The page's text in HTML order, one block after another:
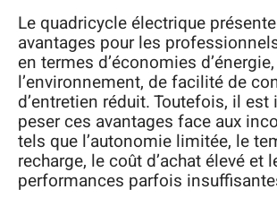
Le quadricycle électrique
avantages pour les
en termes d’économies
l’environnement, de facilité de
d’entretien réduit. Toutefois, il
peser ces avantages face aux
tels que l’autonomie limitée, le
recharge, le coût d’achat élevé et
performances parfois